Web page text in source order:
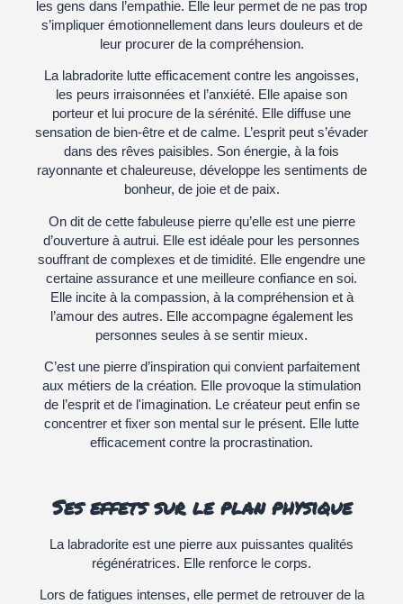
les gens dans l’empathie. Elle leur permet de ne pas trop
s’impliquer émotionnellement dans leurs douleurs et de
leur procurer de la compréhension.
La labradorite lutte efficacement contre les angoisses,
les peurs irraisonnées et l’anxiété. Elle apaise son
porteur et lui procure de la sérénité. Elle diffuse une
sensation de bien-être et de calme. L’esprit peut s’évader
dans des rêves paisibles. Son énergie, à la fois
rayonnante et chaleureuse, développe les sentiments de
bonheur, de joie et de paix.
On dit de cette fabuleuse pierre qu’elle est une pierre
d’ouverture à autrui. Elle est idéale pour les personnes
souffrant de complexes et de timidité. Elle engendre une
certaine assurance et une meilleure confiance en soi.
Elle incite à la compassion, à la compréhension et à
l’amour des autres. Elle accompagne également les
personnes seules à se sentir mieux.
C’est une pierre d’inspiration qui convient parfaitement
aux métiers de la création. Elle provoque la stimulation
de l’esprit et de l'imagination. Le créateur peut enfin se
concentrer et fixer son mental sur le présent. Elle lutte
efficacement contre la procrastination.
Ses effets sur le plan physique
La labradorite est une pierre aux puissantes qualités
régénératrices. Elle renforce le corps.
Lors de fatigues intenses, elle permet de retrouver de la